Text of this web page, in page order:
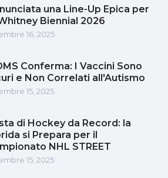
una Line-Up Epica per
Biennial 2026
16, 2025
Conferma: I Vaccini Sono
e Non Correlati all'Autismo
15, 2025
di Hockey da Record: la
si Prepara per il
NHL STREET
15, 2025